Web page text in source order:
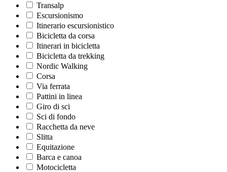
Transalp
Escursionismo
Itinerario escursionistico
Bicicletta da corsa
Itinerari in bicicletta
Bicicletta da trekking
Nordic Walking
Corsa
Via ferrata
Pattini in linea
Giro di sci
Sci di fondo
Racchetta da neve
Slitta
Equitazione
Barca e canoa
Motocicletta